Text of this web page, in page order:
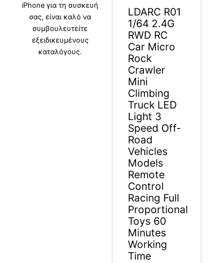
iPhone για τη συσκευή
σας, είναι καλό να
συμβουλευτείτε
εξειδικευμένους
καταλόγους.
LDARC R01
1/64 2.4G
RWD RC
Car Micro
Rock
Crawler
Mini
Climbing
Truck LED
Light 3
Speed Off-
Road
Vehicles
Models
Remote
Control
Racing Full
Proportional
Toys 60
Minutes
Working
Time